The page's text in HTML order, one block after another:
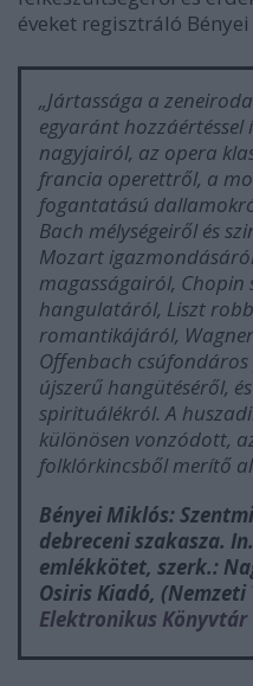
éveket regisztráló
„Jártassága a
egyaránt
nagyjairól, az opera
francia operettről, a
fogantatású
Bach mélységeiről és
Mozart
magasságairól, Chopin
hangulatáról, Liszt
romantikájáról,
Offenbach
újszerű hangütéséről,
spirituálékról. A
különösen vonzódott,
folklórkincsből merítő
Bényei Miklós:
debreceni szakasza. In.
emlékkötet, szerk.:
Osiris Kiadó, (Nemzeti
Elektronikus Könyvtár